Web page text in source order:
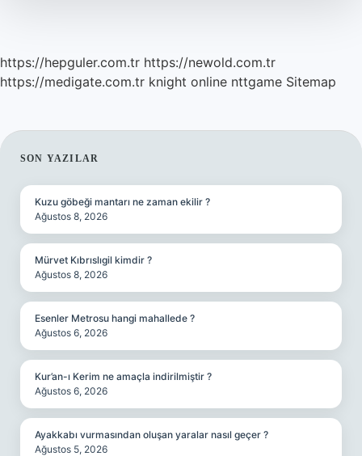
https://hepguler.com.tr https://newold.com.tr
https://medigate.com.tr knight online nttgame Sitemap
SIDEBAR
SON YAZILAR
Kuzu göbeği mantarı ne zaman ekilir ?
Ağustos 8, 2026
Mürvet Kıbrıslıgil kimdir ?
Ağustos 8, 2026
Esenler Metrosu hangi mahallede ?
Ağustos 6, 2026
Kur’an-ı Kerim ne amaçla indirilmiştir ?
Ağustos 6, 2026
Ayakkabı vurmasından oluşan yaralar nasıl geçer ?
Ağustos 5, 2026